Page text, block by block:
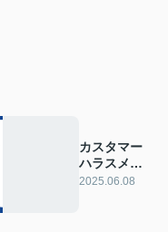
カスタマー
ハラスメン
トへの対応
2025.06.08